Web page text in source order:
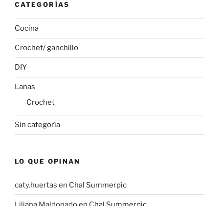
CATEGORÍAS
Cocina
Crochet/ ganchillo
DIY
Lanas
Crochet
Sin categoría
LO QUE OPINAN
caty.huertas en Chal Summerpic